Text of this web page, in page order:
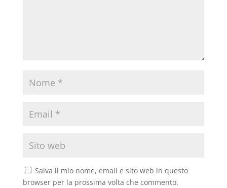
Salva il mio nome, email e sito web in questo
browser per la prossima volta che commento.